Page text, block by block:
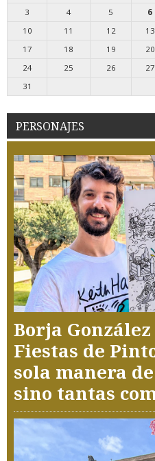
3
4 5 6
10
11 12 13
17
18 19 20
24
25 26 27
31
PERSONAJES
Borja
Fiestas de
sola manera
sino tantas